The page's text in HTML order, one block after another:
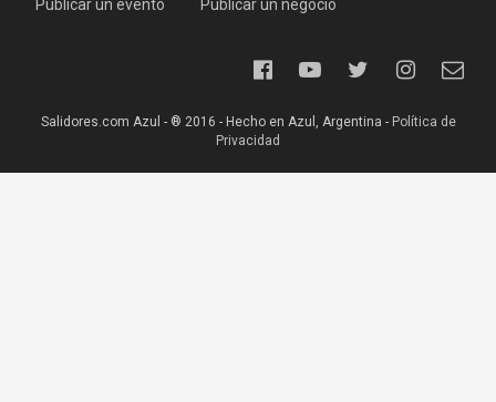
Publicar un evento Publicar un negocio
Salidores.com Azul - ® 2016 - Hecho en Azul, Argentina - Política de
Privacidad